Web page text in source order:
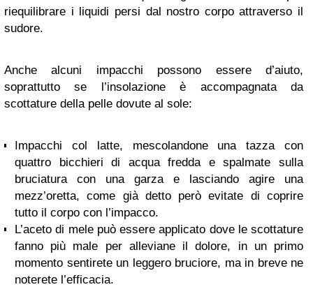
riequilibrare i liquidi persi dal nostro corpo attraverso il
sudore.
Anche alcuni impacchi possono essere d’aiuto,
soprattutto se l’insolazione è accompagnata da
scottature della pelle dovute al sole:
Impacchi col latte, mescolandone una tazza con
quattro bicchieri di acqua fredda e spalmate sulla
bruciatura con una garza e lasciando agire una
mezz’oretta, come già detto però evitate di coprire
tutto il corpo con l’impacco.
L’aceto di mele può essere applicato dove le scottature
fanno più male per alleviane il dolore, in un primo
momento sentirete un leggero bruciore, ma in breve ne
noterete l’efficacia.